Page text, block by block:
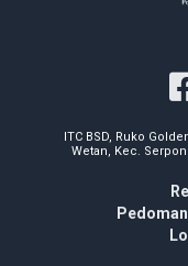
ITC BSD, Ruko
Wetan, Kec.